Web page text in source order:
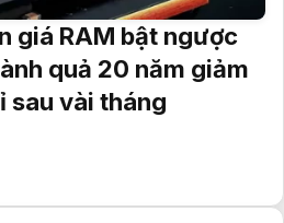
giá RAM bật ngược
quả 20 năm giảm
vài tháng